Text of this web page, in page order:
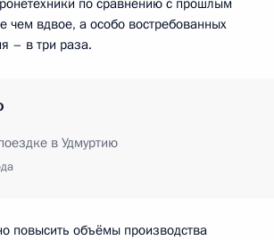
чем вдвое, а особо востребованных
– в три раза.
в Удмуртию
повысить объёмы производства